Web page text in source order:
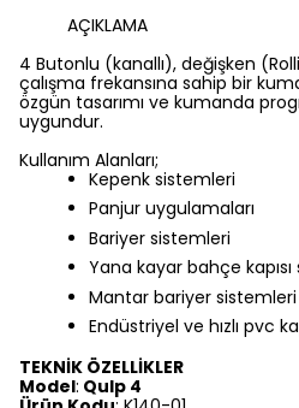
AÇIKLAMA
4 Butonlu (kanallı), değişken
çalışma frekansına sahip bir
özgün tasarımı ve kumanda
uygundur.
Kullanım Alanları;
Kepenk sistemleri
Panjur uygulamaları
Bariyer sistemleri
Yana kayar bahçe
Mantar bariyer sistemleri
Endüstriyel ve hızlı pvc
TEKNİK ÖZELLİKLER
Model: Qulp 4